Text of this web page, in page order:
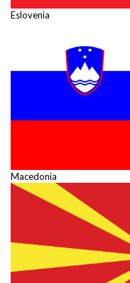
Eslovenia
Macedonia